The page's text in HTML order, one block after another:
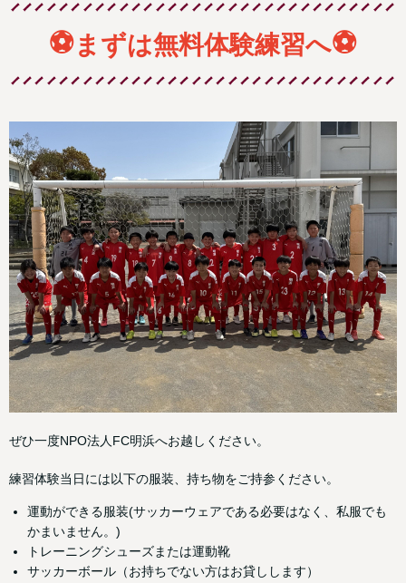
⚽まずは無料体験練習へ⚽
ぜひ一度NPO法人FC明浜へお越しください。
練習体験当日には以下の服装、持ち物をご持参ください。
運動ができる服装(サッカーウェアである必要はなく、私服でも
かまいません。)
トレーニングシューズまたは運動靴
サッカーボール（お持ちでない方はお貸しします）